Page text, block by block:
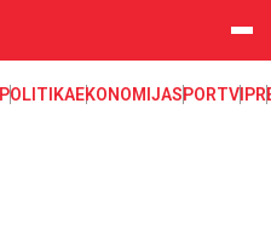
POLITIKAEKONOMIJASPORTVIP